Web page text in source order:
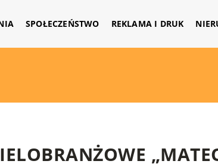
SPOŁECZEŃSTWO REKLAMA I DRUK